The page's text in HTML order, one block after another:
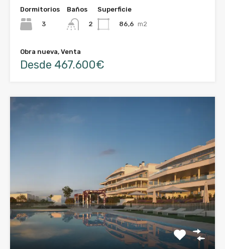
Dormitorios
3
Baños
2
Superficie
86,6 m2
Obra nueva, Venta
Desde 467.600€